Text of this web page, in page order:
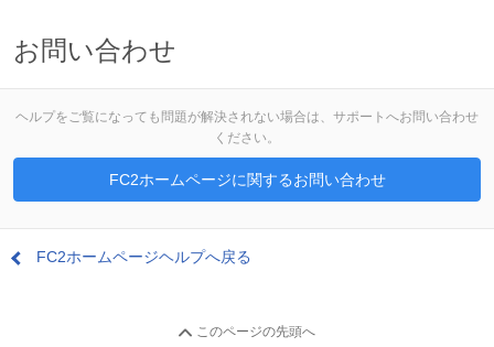
お問い合わせ
ヘルプをご覧になっても問題が解決されない場合は、サポートへお問い合わせ
ください。
FC2ホームページに関するお問い合わせ
FC2ホームページヘルプへ戻る
このページの先頭へ